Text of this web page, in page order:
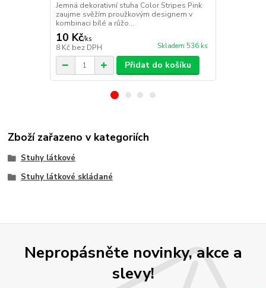
Jemná dekorativní stuha Color Stripes Pink
zaujme svěžím proužkovým designem v
kombinaci bílé a růžo...
10 Kč/ks
8 Kč bez DPH Skladem 536 ks
Přidat do košíku
Zboží zařazeno v kategoriích
Stuhy látkové
Stuhy látkové skládané
Nepropásněte novinky, akce a
slevy!